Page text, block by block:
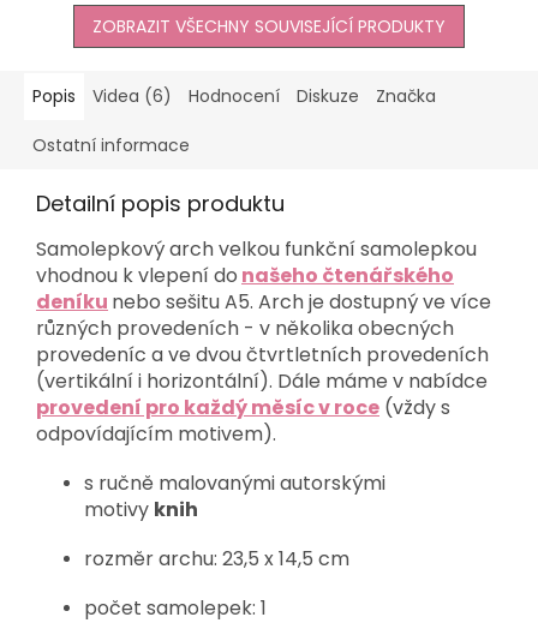
ZOBRAZIT VŠECHNY SOUVISEJÍCÍ PRODUKTY
Popis Videa (6) Hodnocení Diskuze Značka
Ostatní informace
Detailní popis produktu
Samolepkový arch velkou funkční samolepkou
vhodnou k vlepení do našeho čtenářského
deníku nebo sešitu A5. Arch je dostupný ve více
různých provedeních - v několika obecných
provedeníc a ve dvou čtvrtletních provedeních
(vertikální i horizontální). Dále máme v nabídce
provedení pro každý měsíc v roce (vždy s
odpovídajícím motivem).
s ručně malovanými autorskými
motivy knih
rozměr archu: 23,5 x 14,5 cm
počet samolepek: 1